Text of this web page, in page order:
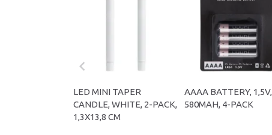
LED MINI TAPER
CANDLE, WHITE, 2-PACK,
1,3X13,8 CM
AAAA BATTERY, 1,5V,
580MAH, 4-PACK